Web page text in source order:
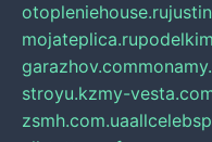
otopleniehouse.ru
mojateplica.ru
garazhov.com
stroyu.kzmy-
zsmh.com.ua